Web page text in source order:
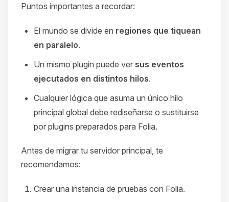
Puntos importantes a recordar:
El mundo se divide en regiones que tiquean
en paralelo.
Un mismo plugin puede ver sus eventos
ejecutados en distintos hilos.
Cualquier lógica que asuma un único hilo
principal global debe rediseñarse o sustituirse
por plugins preparados para Folia.
Antes de migrar tu servidor principal, te
recomendamos:
Crear una instancia de pruebas con Folia.